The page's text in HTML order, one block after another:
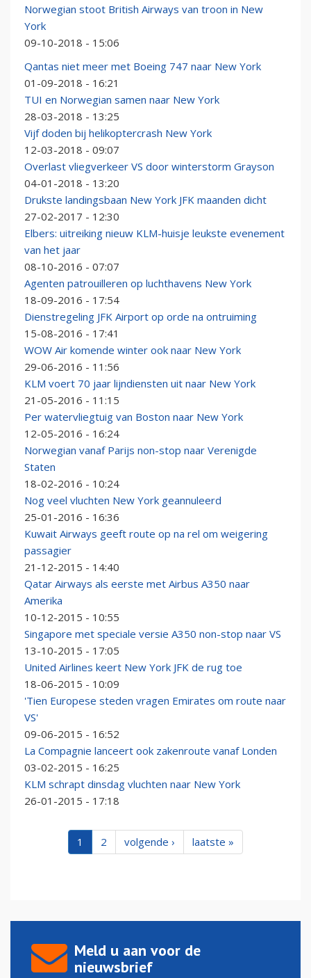
Norwegian stoot British Airways van troon in New
York
09-10-2018 - 15:06
Qantas niet meer met Boeing 747 naar New York
01-09-2018 - 16:21
TUI en Norwegian samen naar New York
28-03-2018 - 13:25
Vijf doden bij helikoptercrash New York
12-03-2018 - 09:07
Overlast vliegverkeer VS door winterstorm Grayson
04-01-2018 - 13:20
Drukste landingsbaan New York JFK maanden dicht
27-02-2017 - 12:30
Elbers: uitreiking nieuw KLM-huisje leukste evenement
van het jaar
08-10-2016 - 07:07
Agenten patrouilleren op luchthavens New York
18-09-2016 - 17:54
Dienstregeling JFK Airport op orde na ontruiming
15-08-2016 - 17:41
WOW Air komende winter ook naar New York
29-06-2016 - 11:56
KLM voert 70 jaar lijndiensten uit naar New York
21-05-2016 - 11:15
Per watervliegtuig van Boston naar New York
12-05-2016 - 16:24
Norwegian vanaf Parijs non-stop naar Verenigde
Staten
18-02-2016 - 10:24
Nog veel vluchten New York geannuleerd
25-01-2016 - 16:36
Kuwait Airways geeft route op na rel om weigering
passagier
21-12-2015 - 14:40
Qatar Airways als eerste met Airbus A350 naar
Amerika
10-12-2015 - 10:55
Singapore met speciale versie A350 non-stop naar VS
13-10-2015 - 17:05
United Airlines keert New York JFK de rug toe
18-06-2015 - 10:09
'Tien Europese steden vragen Emirates om route naar
VS'
09-06-2015 - 16:52
La Compagnie lanceert ook zakenroute vanaf Londen
03-02-2015 - 16:25
KLM schrapt dinsdag vluchten naar New York
26-01-2015 - 17:18
1 2 volgende › laatste »
Meld u aan voor de
nieuwsbrief